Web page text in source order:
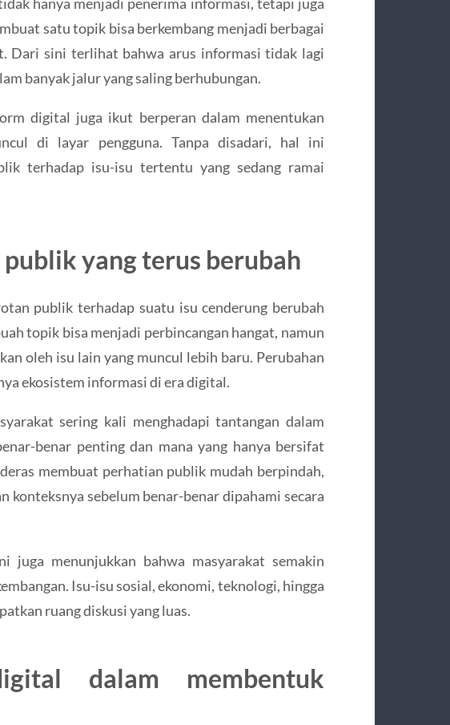
satu topik bisa berkembang menjadi berbagai
Dari sini terlihat bahwa arus informasi tidak lagi
banyak jalur yang saling berhubungan.
digital juga ikut berperan dalam menentukan
di layar pengguna. Tanpa disadari, hal ini
terhadap isu-isu tertentu yang sedang ramai
yang terus berubah
publik terhadap suatu isu cenderung berubah
topik bisa menjadi perbincangan hangat, namun
oleh isu lain yang muncul lebih baru. Perubahan
ekosistem informasi di era digital.
sering kali menghadapi tantangan dalam
benar penting dan mana yang hanya bersifat
membuat perhatian publik mudah berpindah,
konteksnya sebelum benar-benar dipahami secara
juga menunjukkan bahwa masyarakat semakin
Isu-isu sosial, ekonomi, teknologi, hingga
ruang diskusi yang luas.
dalam membentuk